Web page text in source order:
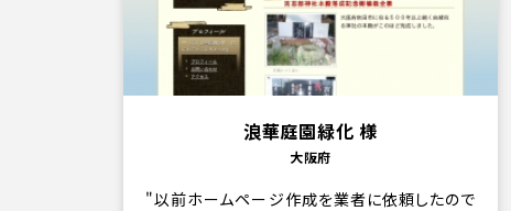
浪華庭園緑化 様
大阪府
以前ホームページ作成を業者に依頼したので